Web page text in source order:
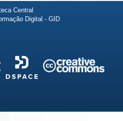
Central
Digital - GID